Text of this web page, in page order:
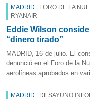
MADRID | FORO DE LA
RYANAIR
Eddie Wilson
“dinero tirado”
MADRID, 16 de julio. El
denunció en el Foro de la
aerolíneas aprobados en
MADRID | DESAYUNO